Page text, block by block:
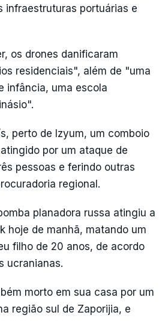
infraestruturas portuárias e
os drones danificaram
residenciais", além de "uma
infância, uma escola
perto de Izyum, um comboio
por um ataque de
pessoas e ferindo outras
regional.
planadora russa atingiu a
hoje de manhã, matando um
filho de 20 anos, de acordo
ucranianas.
morto em sua casa por um
região sul de Zaporijia, e